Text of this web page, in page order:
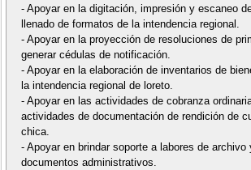
- Apoyar en la digitación, impresión y escaneo
llenado de formatos de la intendencia regional.
- Apoyar en la proyección de resoluciones de
generar cédulas de notificación.
- Apoyar en la elaboración de inventarios de
la intendencia regional de loreto.
- Apoyar en las actividades de cobranza
actividades de documentación de rendición de
chica.
- Apoyar en brindar soporte a labores de archivo
documentos administrativos.